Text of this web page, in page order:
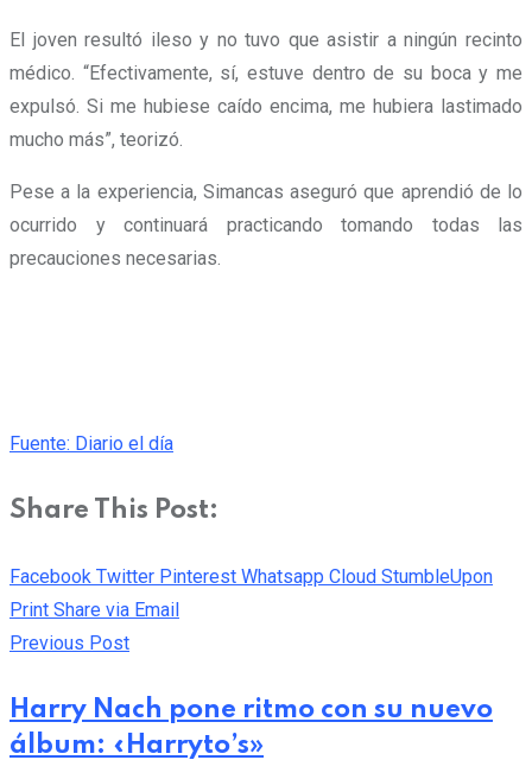
El joven resultó ileso y no tuvo que asistir a ningún recinto
médico. “Efectivamente, sí, estuve dentro de su boca y me
expulsó. Si me hubiese caído encima, me hubiera lastimado
mucho más”, teorizó.
Pese a la experiencia, Simancas aseguró que aprendió de lo
ocurrido y continuará practicando tomando todas las
precauciones necesarias.
Fuente: Diario el día
Share This Post:
Facebook Twitter Pinterest Whatsapp Cloud StumbleUpon
Print Share via Email
Previous Post
Harry Nach pone ritmo con su nuevo
álbum: «Harryto’s»